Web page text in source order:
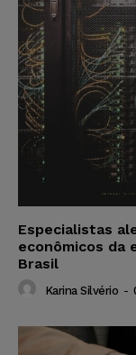
Especialistas
econômicos da
Brasil
Karina Silvério -